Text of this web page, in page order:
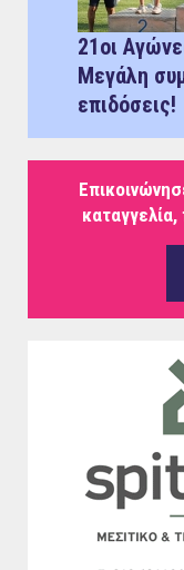
21οι
Μεγάλη
επιδόσεις!